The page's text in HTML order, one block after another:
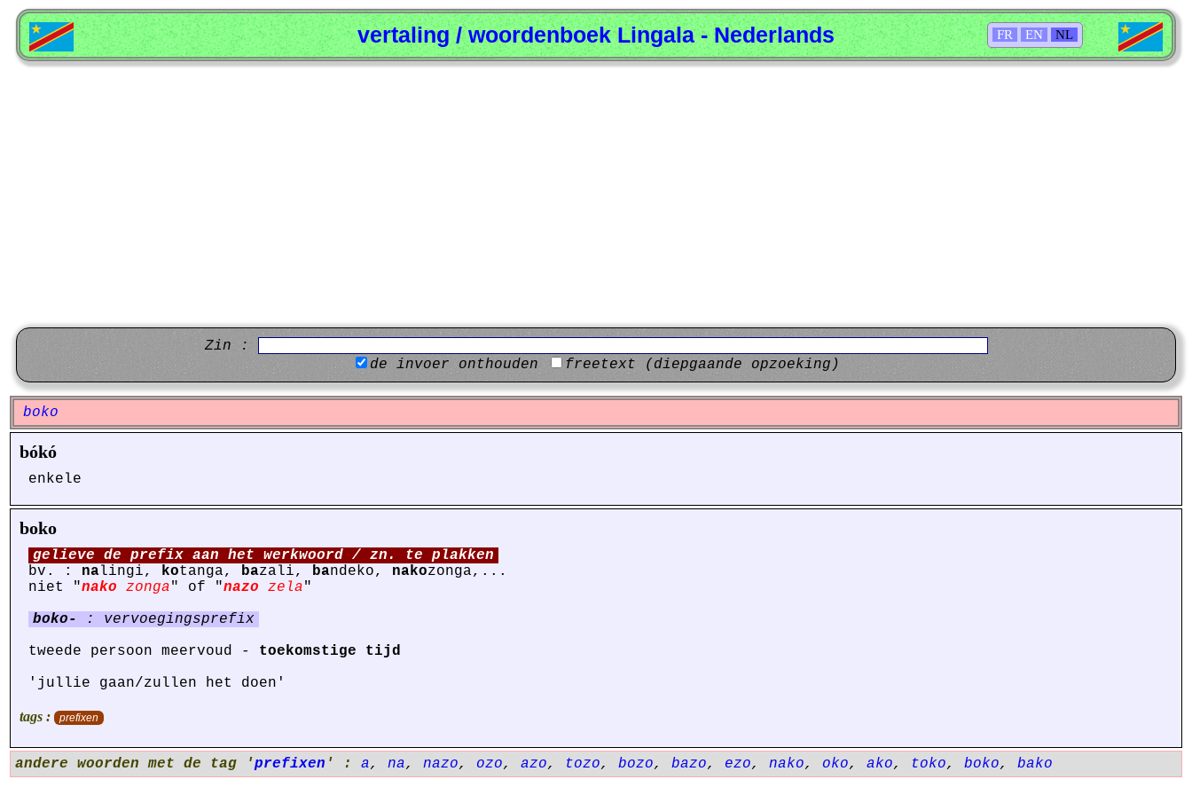
FR EN NL
vertaling / woordenboek Lingala - Nederlands
Zin :
de invoer onthouden
freetext (diepgaande opzoeking)
boko
bókó
enkele
boko
gelieve de prefix aan het werkwoord / zn. te plakken
bv. : nalingi, kotanga, bazali, bandeko, nakozonga,...
niet "nako zonga" of "nazo zela"
boko-
: vervoegingsprefix
tweede persoon meervoud - toekomstige tijd
'jullie gaan/zullen het doen'
tags : prefixen
andere woorden met de tag 'prefixen ' : a, na, nazo, ozo, azo, tozo, bozo, bazo, ezo, nako, oko, ako, toko, boko, bako